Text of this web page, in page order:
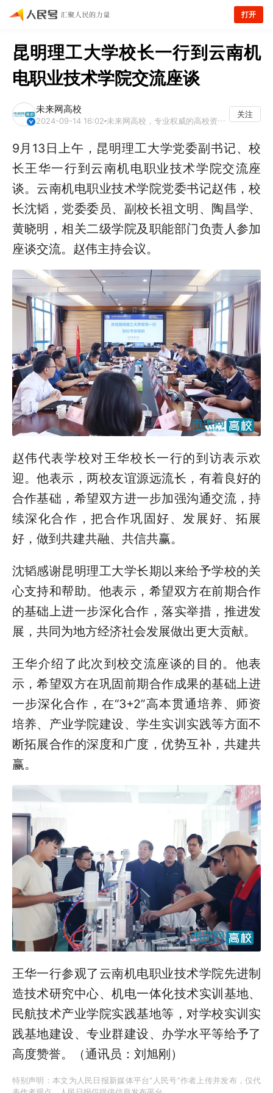
打开
昆明理工大学校长一行到云南机
电职业技术学院交流座谈
未来网高校
2024-09-14 16:02 未来网高校，专业权威的高校资讯平台
关注
9月13日上午，昆明理工大学党委副书记、校
长王华一行到云南机电职业技术学院交流座
谈。云南机电职业技术学院党委书记赵伟，校
长沈韬，党委委员、副校长祖文明、陶昌学、
黄晓明，相关二级学院及职能部门负责人参加
座谈交流。赵伟主持会议。
赵伟代表学校对王华校长一行的到访表示欢
迎。他表示，两校友谊源远流长，有着良好的
合作基础，希望双方进一步加强沟通交流，持
续深化合作，把合作巩固好、发展好、拓展
好，做到共建共融、共信共赢。
沈韬感谢昆明理工大学长期以来给予学校的关
心支持和帮助。他表示，希望双方在前期合作
的基础上进一步深化合作，落实举措，推进发
展，共同为地方经济社会发展做出更大贡献。
王华介绍了此次到校交流座谈的目的。他表
示，希望双方在巩固前期合作成果的基础上进
一步深化合作，在“3+2”高本贯通培养、师资
培养、产业学院建设、学生实训实践等方面不
断拓展合作的深度和广度，优势互补，共建共
赢。
王华一行参观了云南机电职业技术学院先进制
造技术研究中心、机电一体化技术实训基地、
民航技术产业学院实践基地等，对学校实训实
践基地建设、专业群建设、办学水平等给予了
高度赞誉。（通讯员：刘旭刚）
特别声明：本文为人民日报新媒体平台“人民号”作者上传并发布，仅代